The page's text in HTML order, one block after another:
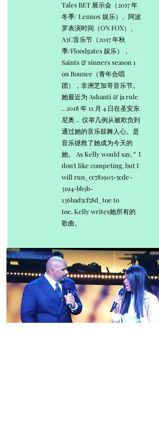
Tales BET 展示会（2017 年
冬季/ Lennox 娱乐）、阿波
罗表演时间（ON FOX）、
A3C音乐节（2017 年秋
季/Floodgates 娱乐），
Saints & sinners season 1
on Bounce（青年合唱
团），非洲芝加哥音乐节。
她最近为 Ashanti & ja rule
.. 2018 年 11 月 4 日在圣安东
尼奥 .. 仅举几例从被欺负到
通过她的音乐鼓舞人心。是
音乐拯救了她成为今天的
她。 As Kelly would say, “ I
don't like competing, but I
will run_cc781905-5cde-
3194-bb3b-
136bad5cf58d_toe to
toe. Kelly writes她所有的
歌曲。